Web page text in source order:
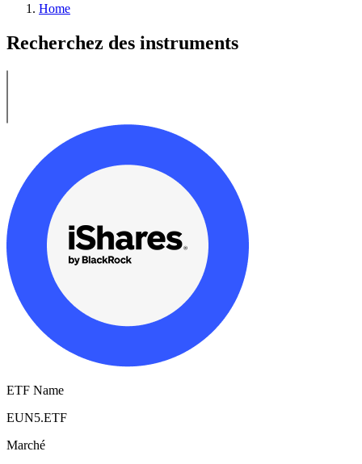
Home
Recherchez des instruments
ETF Name
EUN5.ETF
Marché